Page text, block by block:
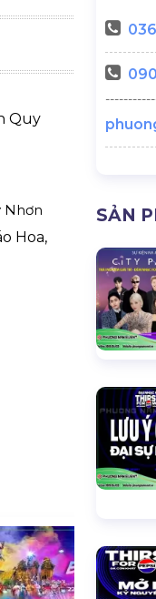
Quy
Nhơn
Hoa,
SẢN